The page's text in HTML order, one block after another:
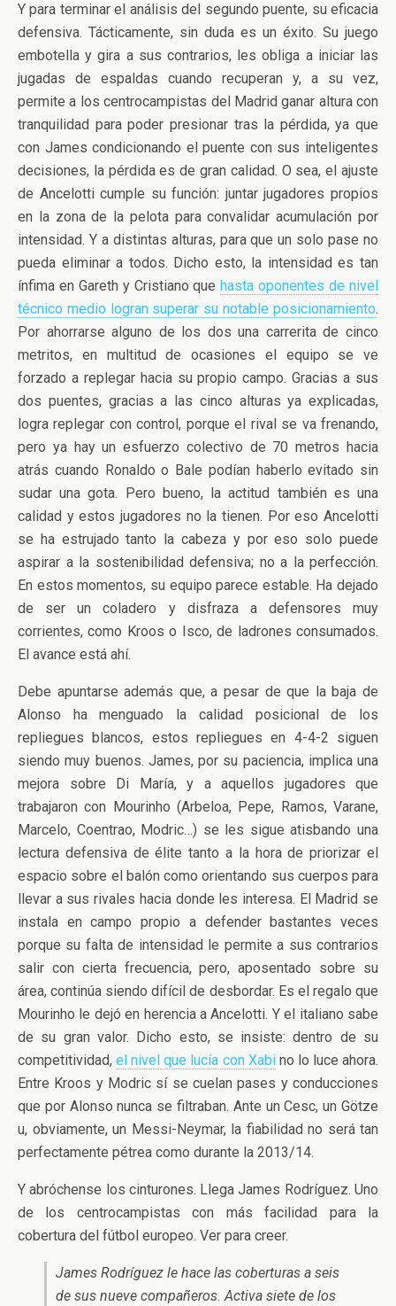
Y para terminar el análisis del segundo puente, su eficacia
defensiva. Tácticamente, sin duda es un éxito. Su juego
embotella y gira a sus contrarios, les obliga a iniciar las
jugadas de espaldas cuando recuperan y, a su vez,
permite a los centrocampistas del Madrid ganar altura con
tranquilidad para poder presionar tras la pérdida, ya que
con James condicionando el puente con sus inteligentes
decisiones, la pérdida es de gran calidad. O sea, el ajuste
de Ancelotti cumple su función: juntar jugadores propios
en la zona de la pelota para convalidar acumulación por
intensidad. Y a distintas alturas, para que un solo pase no
pueda eliminar a todos. Dicho esto, la intensidad es tan
ínfima en Gareth y Cristiano quehasta oponentes de nivel
técnico medio logran superar su notable posicionamiento.
Por ahorrarse alguno de los dos una carrerita de cinco
metritos, en multitud de ocasiones el equipo se ve
forzado a replegar hacia su propio campo. Gracias a sus
dos puentes, gracias a las cinco alturas ya explicadas,
logra replegar con control, porque el rival se va frenando,
pero ya hay un esfuerzo colectivo de 70 metros hacia
atrás cuando Ronaldo o Bale podían haberlo evitado sin
sudar una gota. Pero bueno, la actitud también es una
calidad y estos jugadores no la tienen. Por eso Ancelotti
se ha estrujado tanto la cabeza y por eso solo puede
aspirar a la sostenibilidad defensiva; no a la perfección.
En estos momentos, su equipo parece estable. Ha dejado
de ser un coladero y disfraza a defensores muy
corrientes, como Kroos o Isco, de ladrones consumados.
El avance está ahí.
Debe apuntarse además que, a pesar de que la baja de
Alonso ha menguado la calidad posicional de los
repliegues blancos, estos repliegues en 4-4-2 siguen
siendo muy buenos. James, por su paciencia, implica una
mejora sobre Di María, y a aquellos jugadores que
trabajaron con Mourinho (Arbeloa, Pepe, Ramos, Varane,
Marcelo, Coentrao, Modric…) se les sigue atisbando una
lectura defensiva de élite tanto a la hora de priorizar el
espacio sobre el balón como orientando sus cuerpos para
llevar a sus rivales hacia donde les interesa. El Madrid se
instala en campo propio a defender bastantes veces
porque su falta de intensidad le permite a sus contrarios
salir con cierta frecuencia, pero, aposentado sobre su
área, continúa siendo difícil de desbordar. Es el regalo que
Mourinho le dejó en herencia a Ancelotti. Y el italiano sabe
de su gran valor. Dicho esto, se insiste: dentro de su
competitividad,el nivel que lucía con Xabino lo luce ahora.
Entre Kroos y Modric sí se cuelan pases y conducciones
que por Alonso nunca se filtraban. Ante un Cesc, un Götze
u, obviamente, un Messi-Neymar, la fiabilidad no será tan
perfectamente pétrea como durante la 2013/14.
Y abróchense los cinturones. Llega James Rodríguez. Uno
de los centrocampistas con más facilidad para la
cobertura del fútbol europeo. Ver para creer.
James Rodríguez le hace las coberturas a seis
de sus nueve compañeros. Activa siete de los